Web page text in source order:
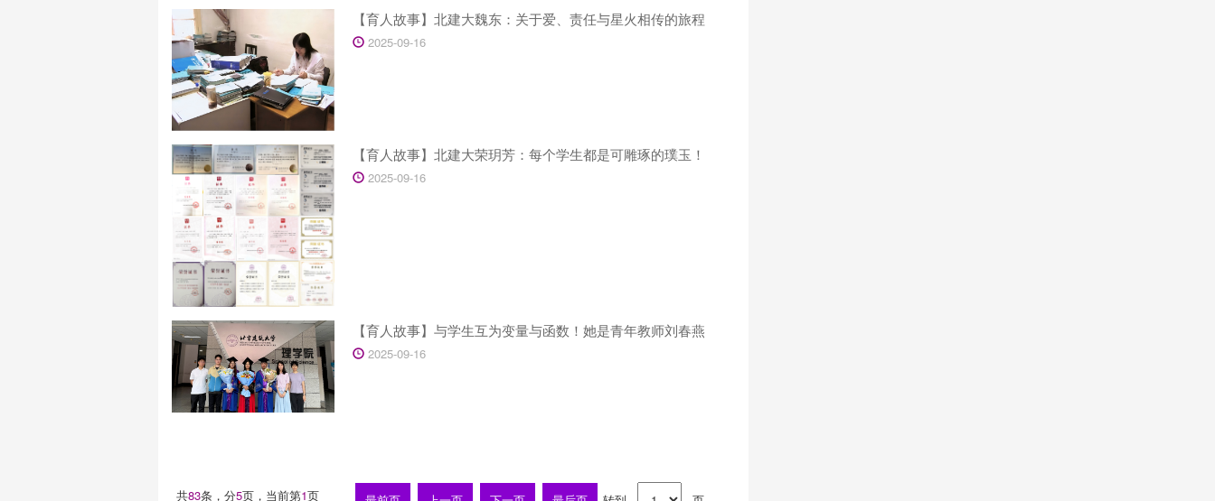
【育人故事】北建大魏东：关于爱、责任与星火相传的旅程
2025-09-16
【育人故事】北建大荣玥芳：每个学生都是可雕琢的璞玉！
2025-09-16
【育人故事】与学生互为变量与函数！她是青年教师刘春燕
2025-09-16
共83条，分5页，当前第1页